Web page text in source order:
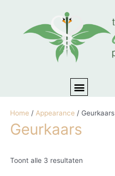
Menu
Home / Appearance / Geurkaars
Geurkaars
Toont alle 3 resultaten